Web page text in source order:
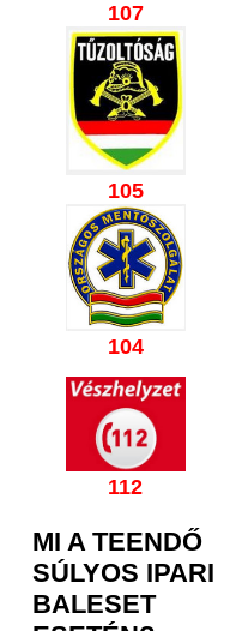
107
105
104
112
MI A TEENDŐ
SÚLYOS IPARI
BALESET